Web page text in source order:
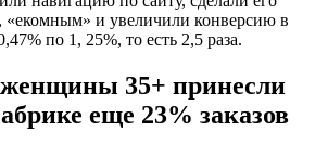
«екомным» и увеличили конверсию в
по 1, 25%, то есть 2,5 раза.
35+ принесли
еще 23% заказов